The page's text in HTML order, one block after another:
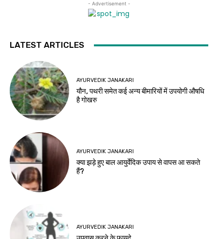
- Advertisement -
LATEST ARTICLES
AYURVEDIK JANAKARI
यौन, पथरी समेत कई अन्य बीमारियों में उपयोगी औषधि
है गोखरु
AYURVEDIK JANAKARI
क्या झड़े हुए बाल आयुर्वेदिक उपाय से वापस आ सकते
हैं?
AYURVEDIK JANAKARI